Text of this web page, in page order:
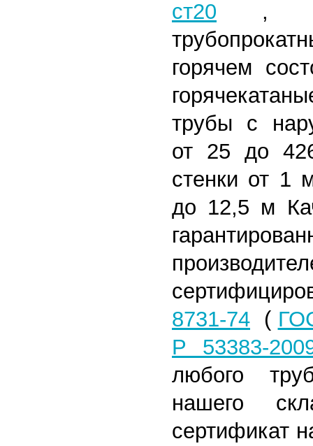
ст20 ,
горячем
трубы с
от 25 до
стенки от 1
до 12,5 м
8731-74 (
Р 53383-
любого
нашего
сертификат